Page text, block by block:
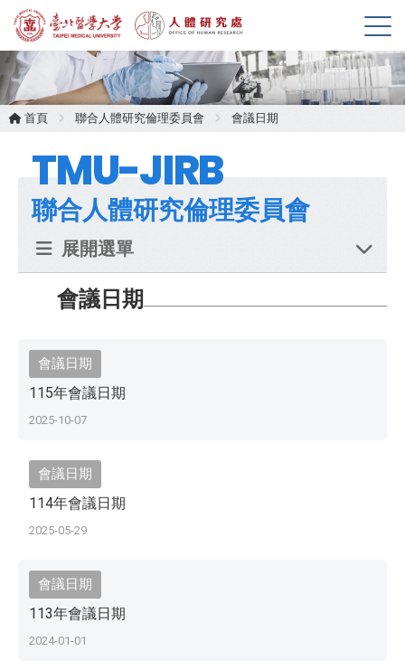
展
開
選
單
首頁 聯合人體研究倫理委員會 會議日期
TMU-JIRB
聯合人體研究倫理委員會
展開選單
會議日期
會議日期
115年會議日期
2025-10-07
會議日期
114年會議日期
2025-05-29
會議日期
113年會議日期
2024-01-01